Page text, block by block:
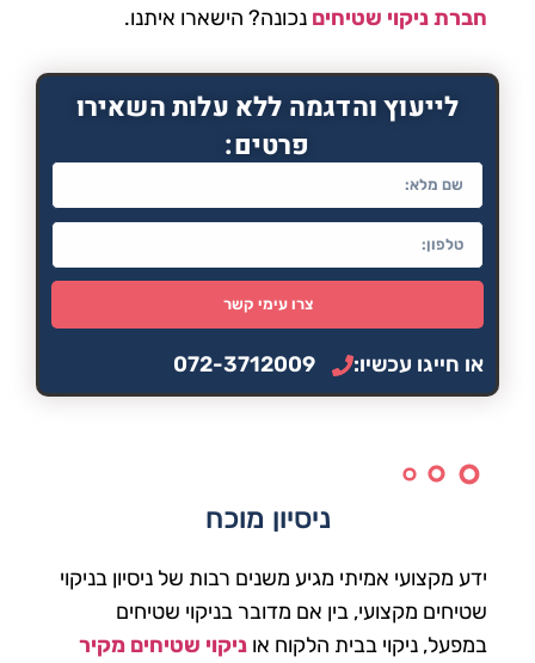
חברת ניקוי שטיחים נכונה? הישארו איתנו.
לייעוץ והדגמה ללא עלות השאירו
פרטים:
צרו עימי קשר
או חייגו עכשיו: 072-3712009
ניסיון מוכח
ידע מקצועי אמיתי מגיע משנים רבות של ניסיון בניקוי
שטיחים מקצועי, בין אם מדובר בניקוי שטיחים
במפעל, ניקוי בבית הלקוח או ניקוי שטיחים מקיר